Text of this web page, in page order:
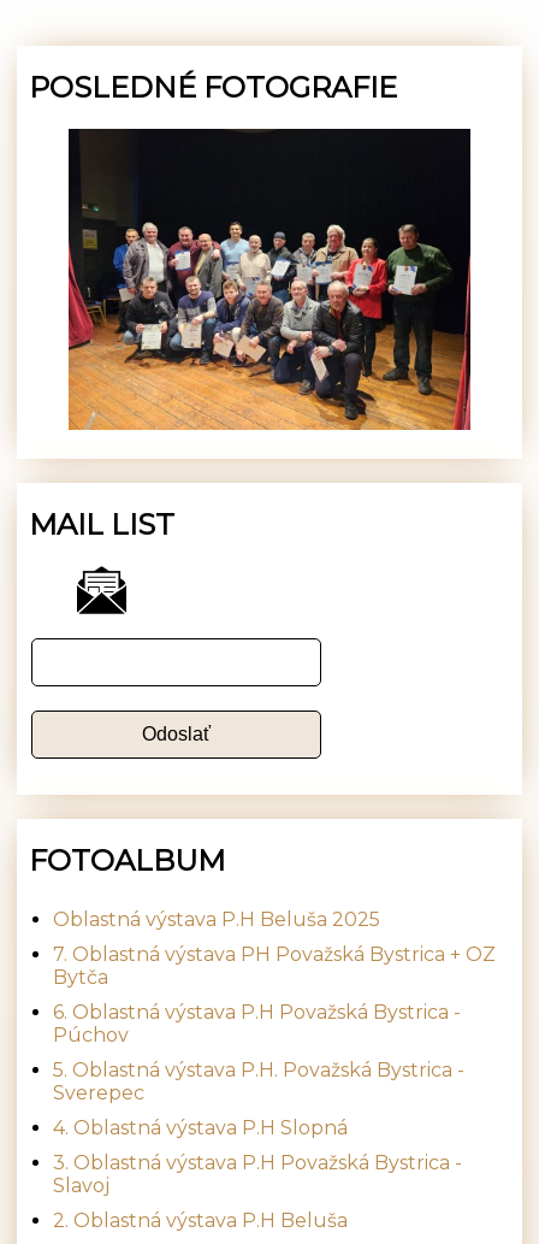
POSLEDNÉ FOTOGRAFIE
MAIL LIST
FOTOALBUM
Oblastná výstava P.H Beluša 2025
7. Oblastná výstava PH Považská Bystrica + OZ
Bytča
6. Oblastná výstava P.H Považská Bystrica -
Púchov
5. Oblastná výstava P.H. Považská Bystrica -
Sverepec
4. Oblastná výstava P.H Slopná
3. Oblastná výstava P.H Považská Bystrica -
Slavoj
2. Oblastná výstava P.H Beluša